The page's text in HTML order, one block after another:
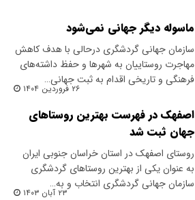
ماسوله دیگر جهانی نمی‌شود
سازمان جهانی گردشگری درحالی با هدف کاهش
مهاجرت روستاییان به شهرها و حفظ داشته‌های
فرهنگی و تاریخی اقدام به ثبت جهانی…
۲۶ فروردین ۱۴۰۴
اصفهک در فهرست بهترین روستاهای
جهان ثبت شد
روستای اصفهک در استان خراسان جنوبی ایران
به عنوان یکی از بهترین روستاهای گردشگری
سازمان جهانی گردشگری انتخاب و به…
۲۳ آبان ۱۴۰۳